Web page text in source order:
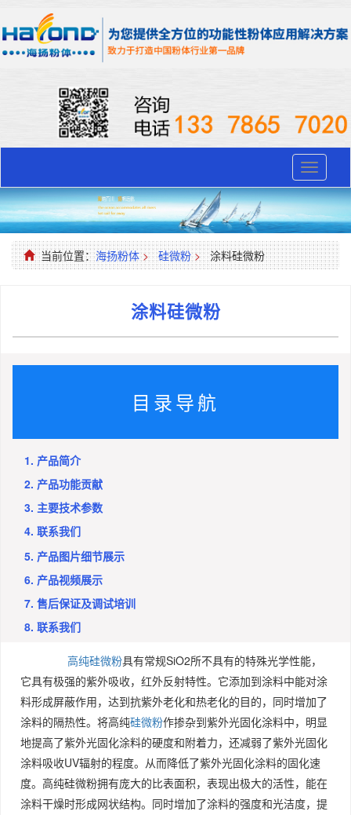
Toggle
当前位置：海扬粉体 > 硅微粉 > 涂料硅微粉
涂料硅微粉
目录导航
1. 产品简介
2. 产品功能贡献
3. 主要技术参数
4. 联系我们
5. 产品图片细节展示
6. 产品视频展示
7. 售后保证及调试培训
8. 联系我们
高纯硅微粉具有常规SiO2所不具有的特殊光学性能，
它具有极强的紫外吸收，红外反射特性。它添加到涂料中能对涂
料形成屏蔽作用，达到抗紫外老化和热老化的目的，同时增加了
涂料的隔热性。将高纯硅微粉作掺杂到紫外光固化涂料中，明显
地提高了紫外光固化涂料的硬度和附着力，还减弱了紫外光固化
涂料吸收UV辐射的程度。从而降低了紫外光固化涂料的固化速
度。高纯硅微粉拥有庞大的比表面积，表现出极大的活性，能在
涂料干燥时形成网状结构。同时增加了涂料的强度和光洁度，提